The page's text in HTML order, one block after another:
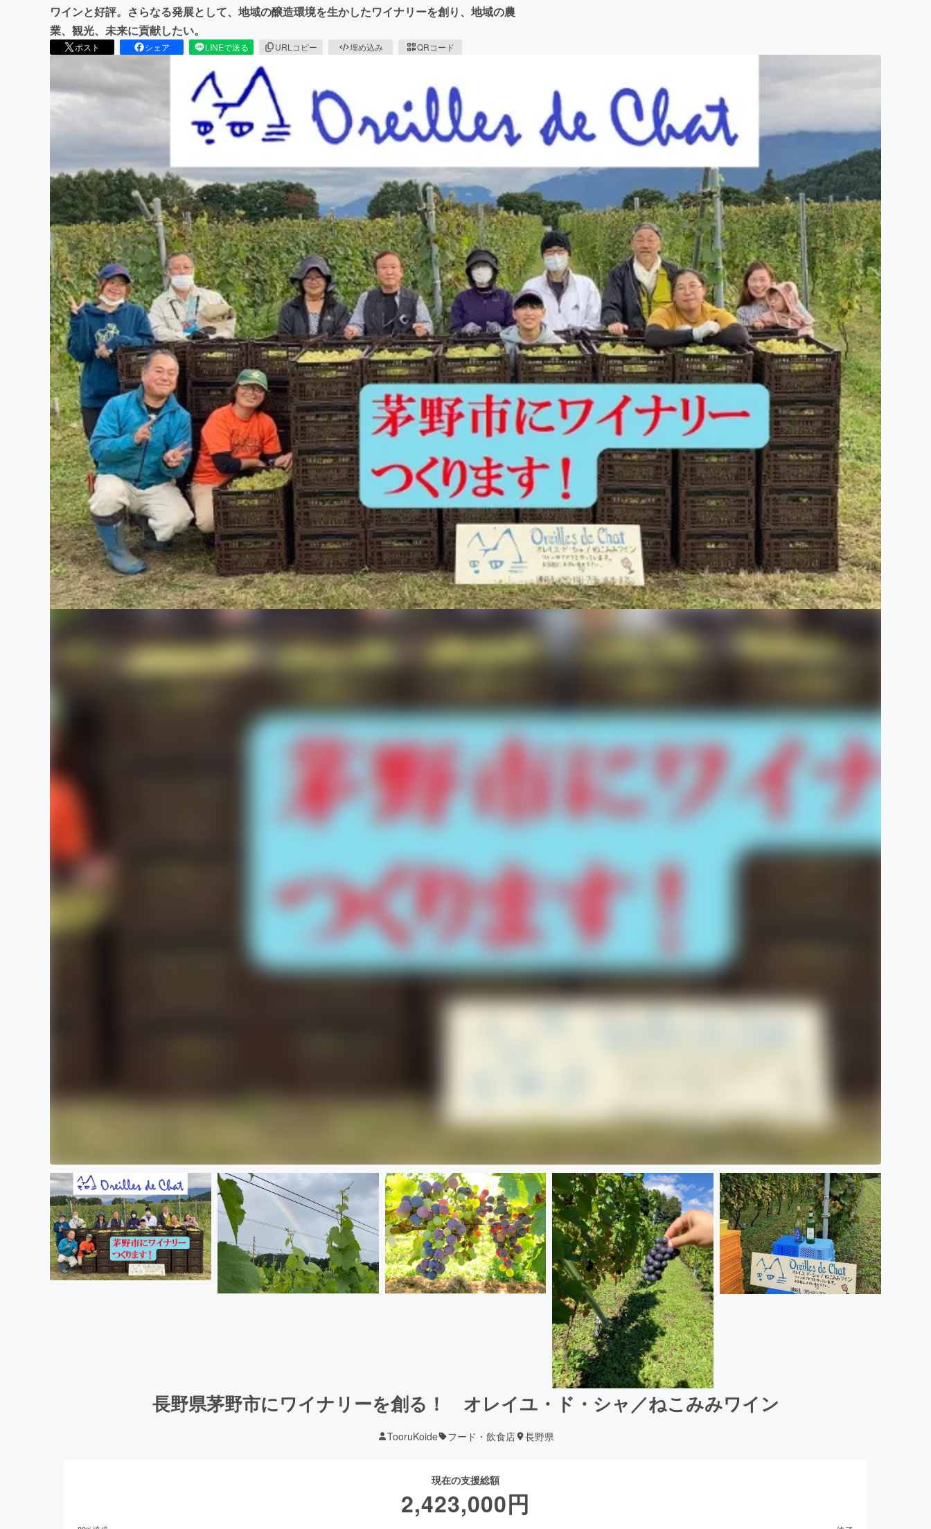
ワインと好評。さらなる発展として、地域の醸造環境を生かしたワイナリーを創り、地域の農
業、観光、未来に貢献したい。
ポスト シェア LINEで送る URLコピー 埋め込み QRコード
長野県茅野市にワイナリーを創る！ オレイユ・ド・シャ／ねこみみワイン
TooruKoide フード・飲食店 長野県
現在の支援総額
2,423,000円